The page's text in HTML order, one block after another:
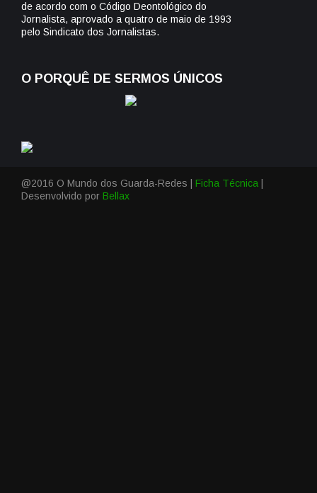
de acordo com o Código Deontológico do
Jornalista, aprovado a quatro de maio de 1993
pelo Sindicato dos Jornalistas.
O PORQUÊ DE SERMOS ÚNICOS
@2016 O Mundo dos Guarda-Redes | Ficha Técnica
Desenvolvido por Bellax